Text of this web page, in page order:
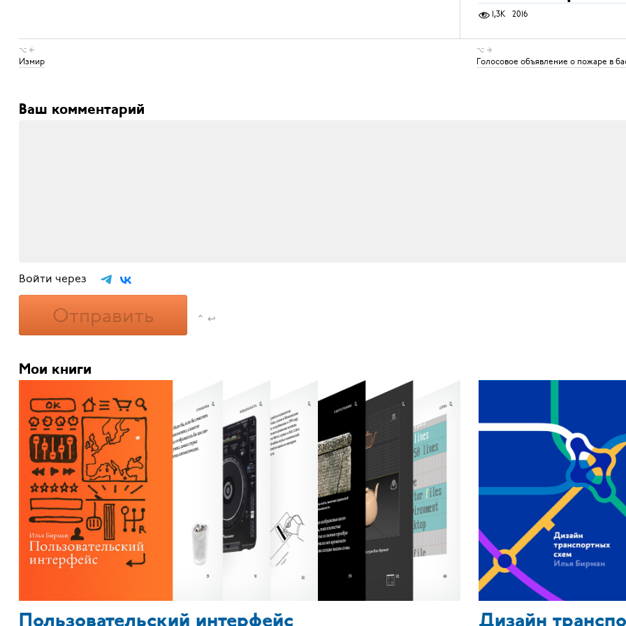
1,3K 2016
⌥ ←
Измир
⌥ →
Голосовое объявление о пожаре в
Ваш комментарий
Войти через
Отправить ⌃ ↩
Мои книги
Пользовательский интерфейс Дизайн